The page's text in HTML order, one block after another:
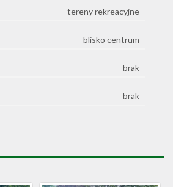
tereny rekreacyjne
blisko centrum
brak
brak